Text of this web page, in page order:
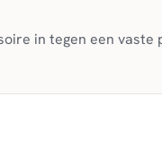
in tegen een